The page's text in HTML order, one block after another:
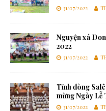
31/07/2022
Nguyện xá
2022
31/07/2022
Tỉnh dòng
mừng Ngày Lễ
31/07/2022